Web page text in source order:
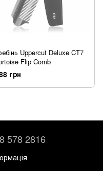
Uppercut Deluxe CT7
Flip Comb
грн
578 2816